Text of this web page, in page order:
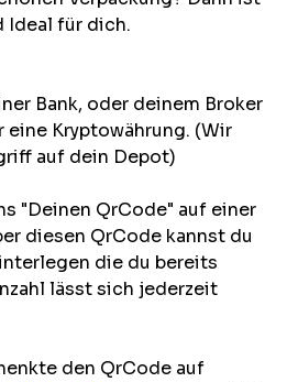
Ideal für dich.
Bank, oder deinem Broker
eine Kryptowährung. (Wir
auf dein Depot)
"Deinen QrCode" auf einer
diesen QrCode kannst du
die du bereits
lässt sich jederzeit
den QrCode auf